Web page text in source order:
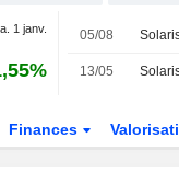
1 janv. 05/08
13/05
Finances